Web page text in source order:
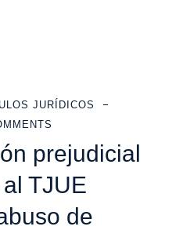
JURÍDICOS
prejudicial
TJUE
de